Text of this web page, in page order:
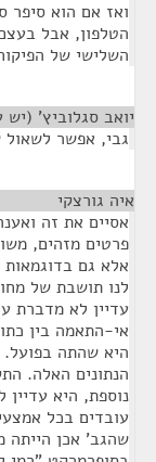
ואז אם הוא סיפר
הטלפון, אבל
השלישי של
יואב סגלוביץ'
גבי, אפשר
איה גורצקי
אסיים את זה
פרטים מזהים,
לנו תושבת של
עדיין לא מדברת
אי-התאמה בין
היא שהתה בפועל.
הנתונים האלה.
נוספת, היא
עובדים בכל
שהגב' אכן הייתה